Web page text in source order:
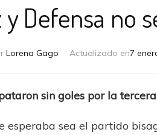
y Defensa no
Lorena Gago Actualizado en7
sin goles por la
esperaba sea el partido